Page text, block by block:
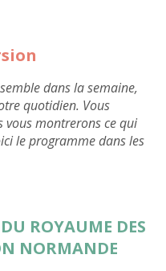
dans la semaine,
quotidien. Vous
montrerons ce qui
le programme dans les
ROYAUME DES
NORMANDE